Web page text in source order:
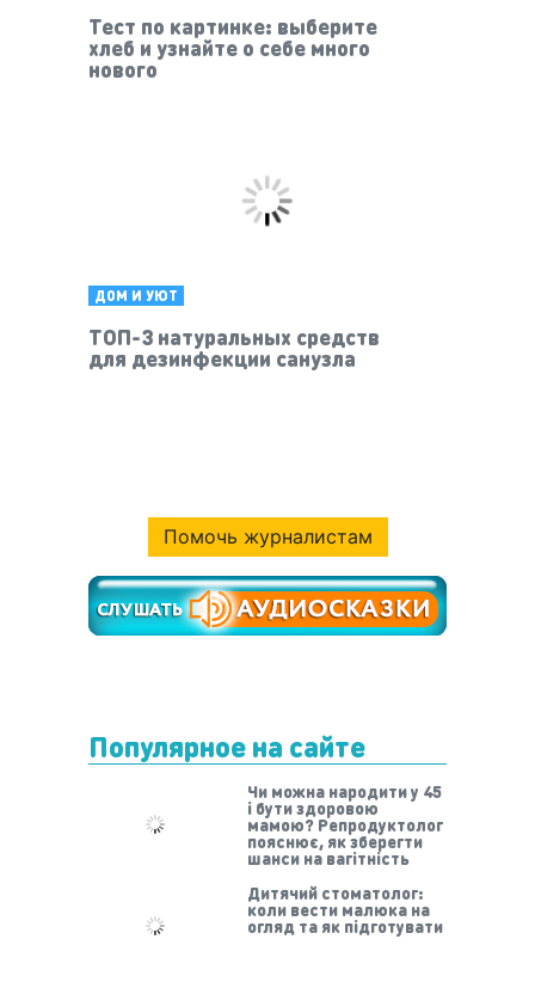
Тест по картинке: выберите
хлеб и узнайте о себе много
нового
ДОМ И УЮТ
ТОП-3 натуральных средств
для дезинфекции санузла
Помочь журналистам
Популярное на сайте
Чи можна народити у 45
і бути здоровою
мамою? Репродуктолог
пояснює, як зберегти
шанси на вагітність
Дитячий стоматолог:
коли вести малюка на
огляд та як підготувати